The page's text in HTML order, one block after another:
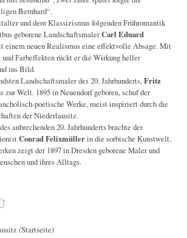
Bernhard“.
und dem Klassizismus folgenden Frühromantik
geborene LandschaftsmalerCarl Eduard
einem neuen Realismus eine effektvolle Absage. Mit
Farbeffekten rückt er die Wirkung heller
ins Bild.
Landschaftsmaler des 20. Jahrhunderts,Fritz
zur Welt. 1895 in Neuendorf geboren, schuf der
poetische Werke, meist inspiriert durch die
der Niederlausitz.
anbrechenden 20. Jahrhunderts brachte der
Conrad Felixmüllerin die sorbische Kunstwelt.
zeigt der 1897 in Dresden geborene Maler und
und ihres Alltags.
(Startseite)